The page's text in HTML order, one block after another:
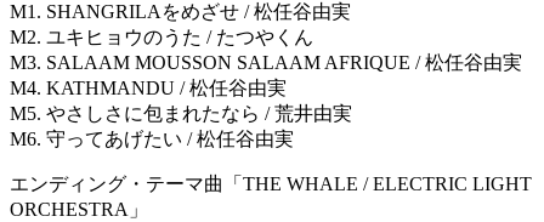
M1. SHANGRILAをめざせ / 松任谷由実
M2. ユキヒョウのうた / たつやくん
M3. SALAAM MOUSSON SALAAM AFRIQUE / 松任谷由実
M4. KATHMANDU / 松任谷由実
M5. やさしさに包まれたなら / 荒井由実
M6. 守ってあげたい / 松任谷由実
エンディング・テーマ曲「THE WHALE / ELECTRIC LIGHT
ORCHESTRA」